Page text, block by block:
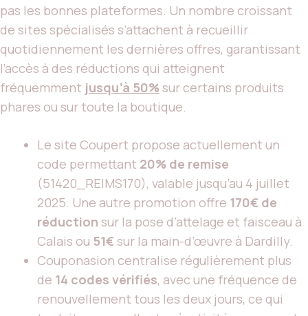
pas les bonnes plateformes. Un nombre croissant
de sites spécialisés s’attachent à recueillir
quotidiennement les dernières offres, garantissant
l’accès à des réductions qui atteignent
fréquemment jusqu’à 50% sur certains produits
phares ou sur toute la boutique.
Le site Coupert propose actuellement un
code permettant 20% de remise
(51420_REIMS170), valable jusqu’au 4 juillet
2025. Une autre promotion offre 170€ de
réduction sur la pose d’attelage et faisceau à
Calais ou 51€ sur la main-d’œuvre à Dardilly.
Couponasion centralise régulièrement plus
de 14 codes vérifiés, avec une fréquence de
renouvellement tous les deux jours, ce qui